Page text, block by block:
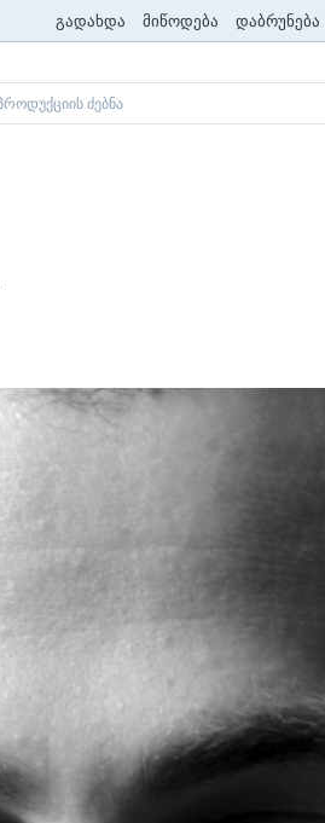
გადახდა მიწოდება დაბრუნება